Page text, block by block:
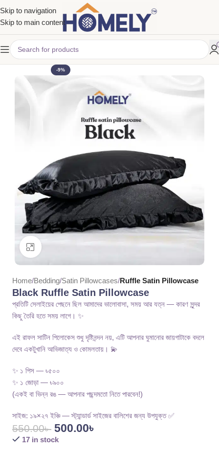
Skip to navigation
Skip to main content
-9%
Home Bedding Satin Pillowcases Ruffle Satin Pillowcase
Black Ruffle Satin Pillowcase
প্রতিটি সেলাইয়ের পেছনে ছিল আমাদের ভালোবাসা, সময় আর যত্ন — কারণ সুন্দর
কিছু তৈরি হতে সময় লাগে। ✨
এই রাফল সাটিন পিলোকেস শুধু দৃষ্টিনন্দন নয়, এটি আপনার ঘুমানোর জায়গাটাকে বদলে
দেবে একটুখানি আভিজাত্য ও কোমলতায়। 💫
✨ ১ পিস — ৳৫০০
✨ ১ জোড়া — ৳৯০০
(একই বা ভিন্ন রঙ — আপনার পছন্দমতো নিতে পারবেন!)
সাইজ: ১৯×২৭ ইঞ্চি — স্ট্যান্ডার্ড সাইজের বালিশের জন্য উপযুক্ত ✅
550.00৳ 500.00৳
17 in stock